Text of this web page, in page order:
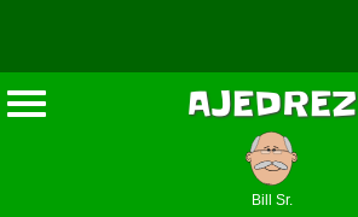
AJEDREZ
Bill Sr.